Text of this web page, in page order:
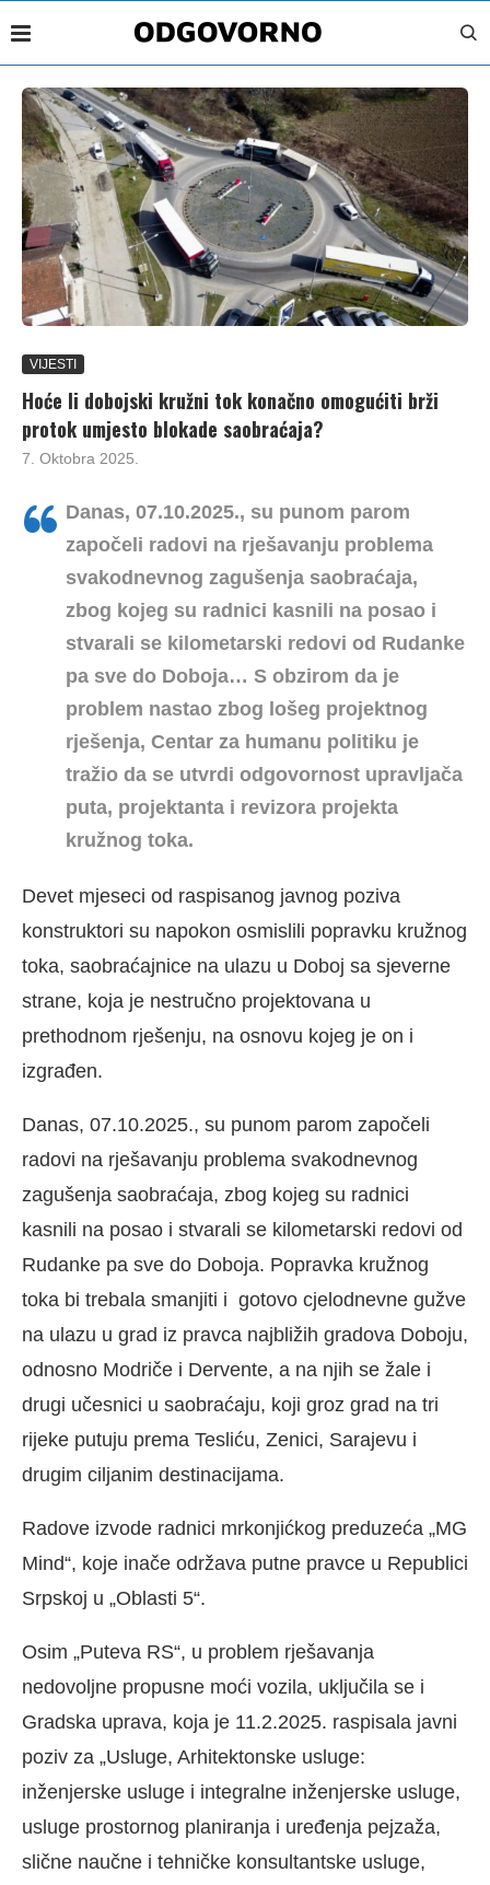
VIJESTI
Hoće li dobojski kružni tok konačno omogućiti brži
protok umjesto blokade saobraćaja?
7. Oktobra 2025.
Danas, 07.10.2025., su punom parom
započeli radovi na rješavanju problema
svakodnevnog zagušenja saobraćaja,
zbog kojeg su radnici kasnili na posao i
stvarali se kilometarski redovi od Rudanke
pa sve do Doboja… S obzirom da je
problem nastao zbog lošeg projektnog
rješenja, Centar za humanu politiku je
tražio da se utvrdi odgovornost upravljača
puta, projektanta i revizora projekta
kružnog toka.
Devet mjeseci od raspisanog javnog poziva
konstruktori su napokon osmislili popravku kružnog
toka, saobraćajnice na ulazu u Doboj sa sjeverne
strane, koja je nestručno projektovana u
prethodnom rješenju, na osnovu kojeg je on i
izgrađen.
Danas, 07.10.2025., su punom parom započeli
radovi na rješavanju problema svakodnevnog
zagušenja saobraćaja, zbog kojeg su radnici
kasnili na posao i stvarali se kilometarski redovi od
Rudanke pa sve do Doboja. Popravka kružnog
toka bi trebala smanjiti i gotovo cjelodnevne gužve
na ulazu u grad iz pravca najbližih gradova Doboju,
odnosno Modriče i Dervente, a na njih se žale i
drugi učesnici u saobraćaju, koji groz grad na tri
rijeke putuju prema Tesliću, Zenici, Sarajevu i
drugim ciljanim destinacijama.
Radove izvode radnici mrkonjićkog preduzeća „MG
Mind“, koje inače održava putne pravce u Republici
Srpskoj u „Oblasti 5“.
Osim „Puteva RS“, u problem rješavanja
nedovoljne propusne moći vozila, uključila se i
Gradska uprava, koja je 11.2.2025. raspisala javni
poziv za „Usluge, Arhitektonske usluge:
inženjerske usluge i integralne inženjerske usluge,
usluge prostornog planiranja i uređenja pejzaža,
slične naučne i tehničke konsultantske usluge,